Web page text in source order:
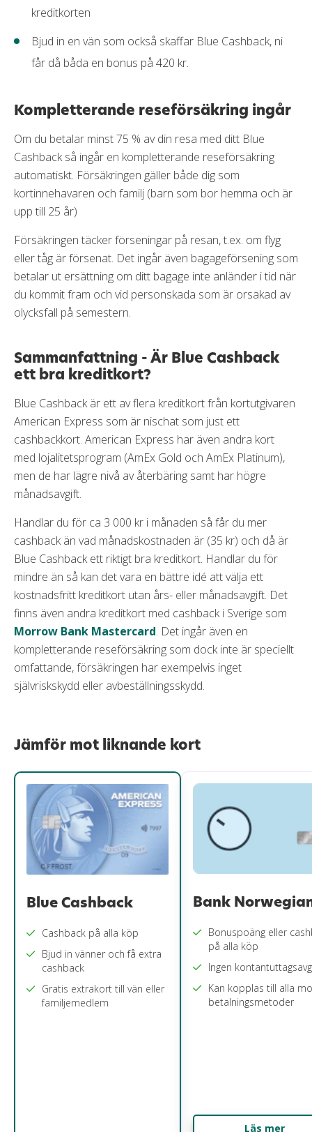
kreditkorten
Bjud in en vän som också skaffar Blue Cashback, ni
får då båda en bonus på 420 kr.
Kompletterande reseförsäkring ingår
Om du betalar minst 75 % av din resa med ditt Blue
Cashback så ingår en kompletterande reseförsäkring
automatiskt. Försäkringen gäller både dig som
kortinnehavaren och familj (barn som bor hemma och är
upp till 25 år)
Försäkringen täcker förseningar på resan, t.ex. om flyg
eller tåg är försenat. Det ingår även bagageförsening som
betalar ut ersättning om ditt bagage inte anländer i tid när
du kommit fram och vid personskada som är orsakad av
olycksfall på semestern.
Sammanfattning - Är Blue Cashback
ett bra kreditkort?
Blue Cashback är ett av flera kreditkort från kortutgivaren
American Express som är nischat som just ett
cashbackkort. American Express har även andra kort
med lojalitetsprogram (AmEx Gold och AmEx Platinum),
men de har lägre nivå av återbäring samt har högre
månadsavgift.
Handlar du för ca 3 000 kr i månaden så får du mer
cashback än vad månadskostnaden är (35 kr) och då är
Blue Cashback ett riktigt bra kreditkort. Handlar du för
mindre än så kan det vara en bättre idé att välja ett
kostnadsfritt kreditkort utan års- eller månadsavgift. Det
finns även andra kreditkort med cashback i Sverige som
Morrow Bank Mastercard. Det ingår även en
kompletterande reseförsäkring som dock inte är speciellt
omfattande, försäkringen har exempelvis inget
självriskskydd eller avbeställningsskydd.
Jämför mot liknande kort
Blue Cashback
Cashback på alla köp
Bjud in vänner och få extra
cashback
Gratis extrakort till vän eller
familjemedlem
Bank
Bonuspoäng eller
på alla köp
Ingen
Kan kopplas till alla
betalningsmetoder
Läs mer